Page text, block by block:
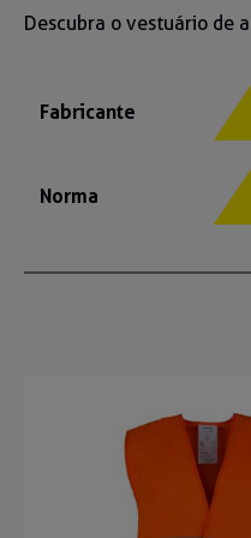
Descubra o vestuário de
Fabricante
Norma